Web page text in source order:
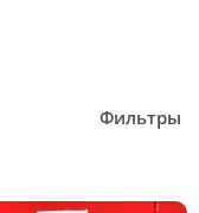
Фильтры